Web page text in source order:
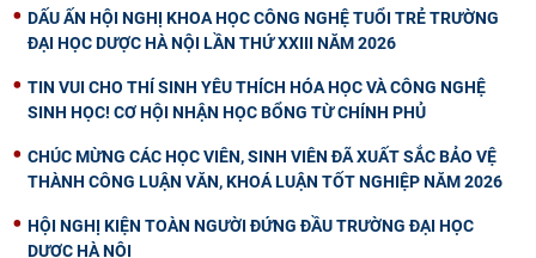
DẤU ẤN HỘI NGHỊ KHOA HỌC CÔNG NGHỆ TUỔI TRẺ TRƯỜNG
ĐẠI HỌC DƯỢC HÀ NỘI LẦN THỨ XXIII NĂM 2026
TIN VUI CHO THÍ SINH YÊU THÍCH HÓA HỌC VÀ CÔNG NGHỆ
SINH HỌC! CƠ HỘI NHẬN HỌC BỔNG TỪ CHÍNH PHỦ
CHÚC MỪNG CÁC HỌC VIÊN, SINH VIÊN ĐÃ XUẤT SẮC BẢO VỆ
THÀNH CÔNG LUẬN VĂN, KHOÁ LUẬN TỐT NGHIỆP NĂM 2026
HỘI NGHỊ KIỆN TOÀN NGƯỜI ĐỨNG ĐẦU TRƯỜNG ĐẠI HỌC
DƯỢC HÀ NỘI